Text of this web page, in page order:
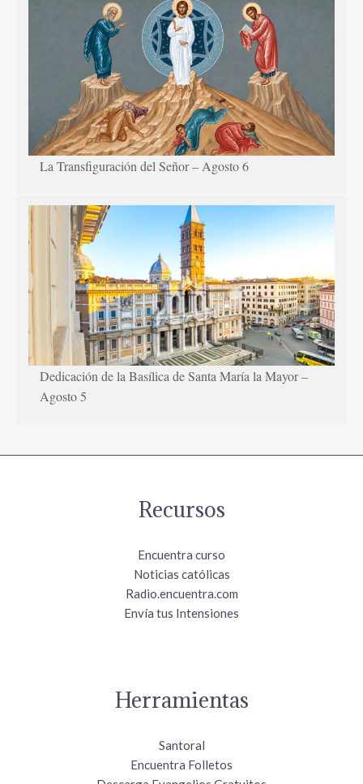
La Transfiguración del Señor – Agosto 6
Dedicación de la Basílica de Santa María la Mayor –
Agosto 5
Recursos
Encuentra curso
Noticias católicas
Radio.encuentra.com
Envía tus Intensiones
Herramientas
Santoral
Encuentra Folletos